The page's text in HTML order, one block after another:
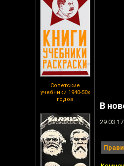
Советские
учебники 1940-50х
годов
В